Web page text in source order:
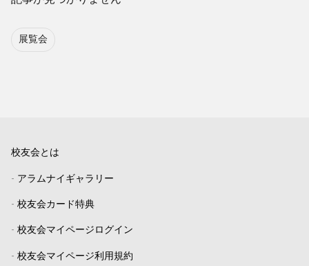
展覧会
校友会とは
- アラムナイギャラリー
- 校友会カード特典
- 校友会マイページログイン
- 校友会マイページ利用規約